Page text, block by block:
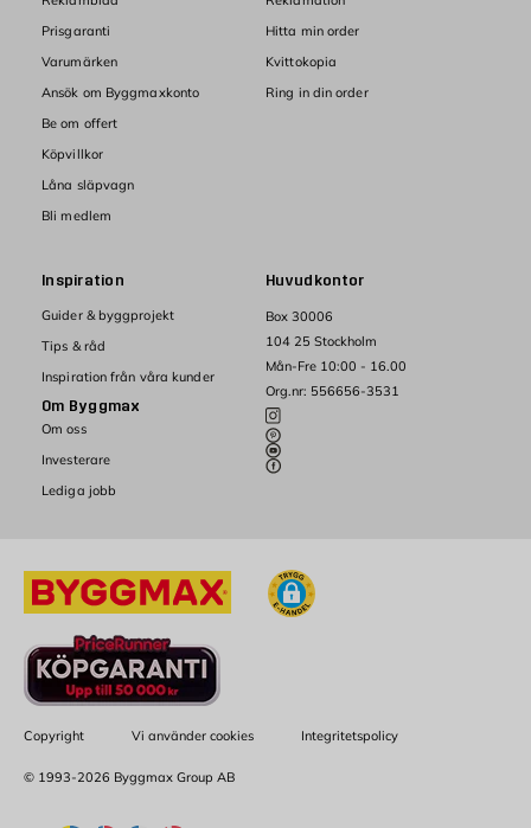
Huvudkontor
Box 30006
104 25 Stockholm
Mån-Fre 10:00 - 16.00
Org.nr: 556656-3531
Prisgaranti
Varumärken
Ansök om Byggmaxkonto
Be om offert
Köpvillkor
Låna släpvagn
Bli medlem
Hitta min order
Kvittokopia
Ring in din order
Inspiration
Guider & byggprojekt
Tips & råd
Inspiration från våra kunder
Om Byggmax
Om oss
Investerare
Lediga jobb
Copyright Vi använder cookies Integritetspolicy
© 1993-2026 Byggmax Group AB